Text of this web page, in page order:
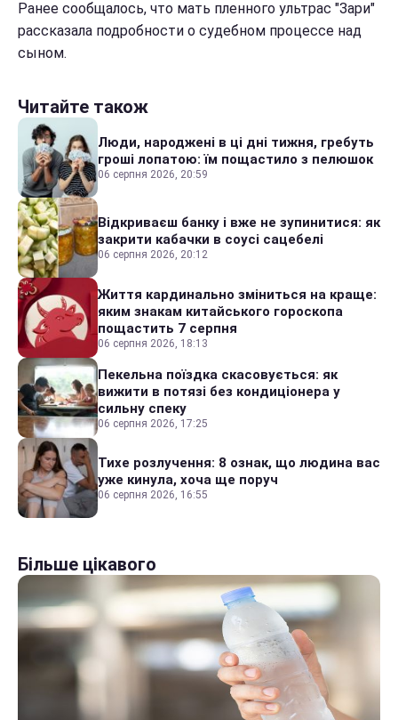
Ранее сообщалось, что мать пленного ультрас "Зари"
рассказала подробности о судебном процессе над
сыном.
Читайте також
Люди, народжені в ці дні тижня, гребуть
гроші лопатою: їм пощастило з пелюшок
06 серпня 2026, 20:59
Відкриваєш банку і вже не зупинитися: як
закрити кабачки в соусі сацебелі
06 серпня 2026, 20:12
Життя кардинально зміниться на краще:
яким знакам китайського гороскопа
пощастить 7 серпня
06 серпня 2026, 18:13
Пекельна поїздка скасовується: як
вижити в потязі без кондиціонера у
сильну спеку
06 серпня 2026, 17:25
Тихе розлучення: 8 ознак, що людина вас
уже кинула, хоча ще поруч
06 серпня 2026, 16:55
Більше цікавого